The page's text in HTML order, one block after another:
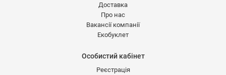
Доставка
Про нас
Вакансії компанії
Екобуклет
Особистий кабінет
Реєстрація